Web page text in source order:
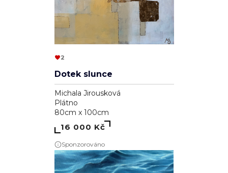
2
Dotek slunce
Michala Jirousková
Plátno
80cm x 100cm
16 000 Kč
Sponzorováno